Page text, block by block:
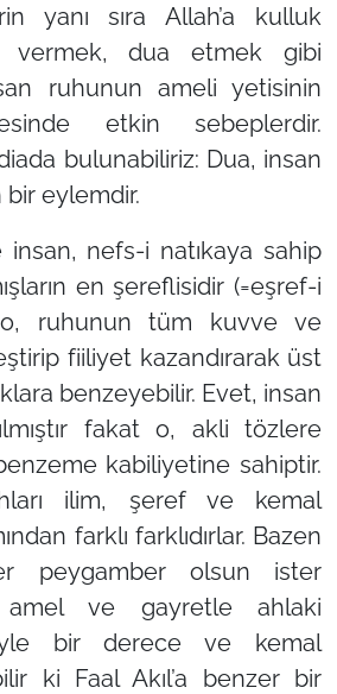
yanı sıra Allah’a kulluk
vermek, dua etmek gibi
ruhunun ameli yetisinin
etkin sebeplerdir.
bulunabiliriz: Dua, insan
eylemdir.
insan, nefs-i natıkaya sahip
en şereflisidir (=eşref-i
ruhunun tüm kuvve ve
fiiliyet kazandırarak üst
benzeyebilir. Evet, insan
fakat o, akli tözlere
kabiliyetine sahiptir.
ilim, şeref ve kemal
farklı farklıdırlar. Bazen
peygamber olsun ister
amel ve gayretle ahlaki
bir derece ve kemal
ki Faal Akıl’a benzer bir